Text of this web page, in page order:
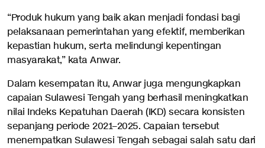
“Produk hukum yang baik akan menjadi fondasi bagi
pelaksanaan pemerintahan yang efektif, memberikan
kepastian hukum, serta melindungi kepentingan
masyarakat,” kata Anwar.
Dalam kesempatan itu, Anwar juga mengungkapkan
capaian Sulawesi Tengah yang berhasil meningkatkan
nilai Indeks Kepatuhan Daerah (IKD) secara konsisten
sepanjang periode 2021–2025. Capaian tersebut
menempatkan Sulawesi Tengah sebagai salah satu dari